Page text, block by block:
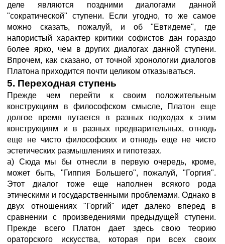
деле являются поздними диалогами данной
"сократической" ступени. Если угодно, то же самое
можно сказать, пожалуй, и об "Евтидеме", где
напористый характер критики софистов дан гораздо
более ярко, чем в других диалогах данной ступени.
Впрочем, как сказано, от точной хронологии диалогов
Платона приходится почти целиком отказываться.
5. Переходная ступень
Прежде чем перейти к своим положительным
конструкциям в философском смысле, Платон еще
долгое время путается в разных подходах к этим
конструкциям и в разных предварительных, отнюдь
еще не чисто философских и отнюдь еще не чисто
эстетических размышлениях и гипотезах.
а) Сюда мы бы отнесли в первую очередь, кроме,
может быть, "Гиппия Большего", пожалуй, "Горгия".
Этот диалог тоже еще наполнен всякого рода
этическими и государственными проблемами. Однако в
двух отношениях "Горгий" идет далеко вперед в
сравнении с произведениями предыдущей ступени.
Прежде всего Платон дает здесь свою теорию
ораторского искусства, которая при всех своих